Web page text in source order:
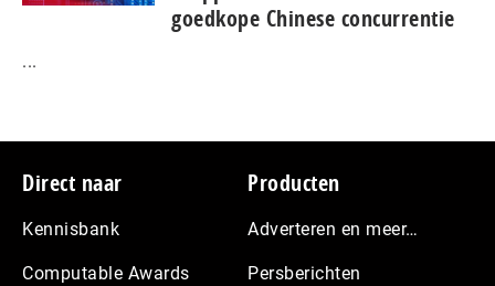
goedkope Chinese con­cur­ren­tie
...
Footer
Direct naar
Kennisbank
Computable Awards
Producten
Adverteren en meer…
Persberichten